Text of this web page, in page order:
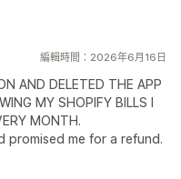
編輯時間：2026年6月16日
AND DELETED THE APP
MY SHOPIFY BILLS I
MONTH.
promised me for a refund.